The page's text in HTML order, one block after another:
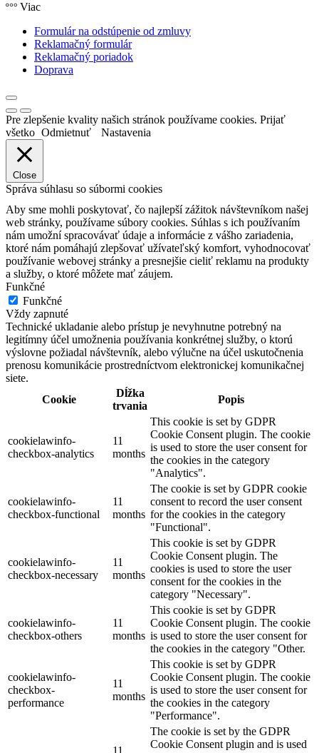
Viac
Formulár na odstúpenie od zmluvy
Reklamačný formulár
Reklamačný poriadok
Doprava
Pre zlepšenie kvality našich stránok používame cookies. Prijať
všetko Odmietnuť Nastavenia
Close
Správa súhlasu so súbormi cookies
Aby sme mohli poskytovať, čo najlepší zážitok návštevníkom našej
web stránky, používame súbory cookies. Súhlas s ich používaním
nám umožní spracovávať údaje a informácie z vášho zariadenia,
ktoré nám pomáhajú zlepšovať užívateľský komfort, vyhodnocovať
používanie webovej stránky a presnejšie cieliť reklamu na produkty
a služby, o ktoré môžete mať záujem.
Funkčné
Funkčné
Vždy zapnuté
Technické ukladanie alebo prístup je nevyhnutne potrebný na
legitímny účel umožnenia používania konkrétnej služby, o ktorú
výslovne požiadal návštevník, alebo výlučne na účel uskutočnenia
prenosu komunikácie prostredníctvom elektronickej komunikačnej
siete.
Cookie
Dĺžka
trvania
Popis
cookielawinfo-
checkbox-analytics
11
months
This cookie is set by GDPR
Cookie Consent plugin. The cookie
is used to store the user consent for
the cookies in the category
"Analytics".
cookielawinfo-
checkbox-functional
11
months
The cookie is set by GDPR cookie
consent to record the user consent
for the cookies in the category
"Functional".
cookielawinfo-
checkbox-necessary
11
months
This cookie is set by GDPR
Cookie Consent plugin. The
cookies is used to store the user
consent for the cookies in the
category "Necessary".
cookielawinfo-
checkbox-others
11
months
This cookie is set by GDPR
Cookie Consent plugin. The cookie
is used to store the user consent for
the cookies in the category "Other.
cookielawinfo-
checkbox-
performance
11
months
This cookie is set by GDPR
Cookie Consent plugin. The cookie
is used to store the user consent for
the cookies in the category
"Performance".
The cookie is set by the GDPR
Cookie Consent plugin and is used